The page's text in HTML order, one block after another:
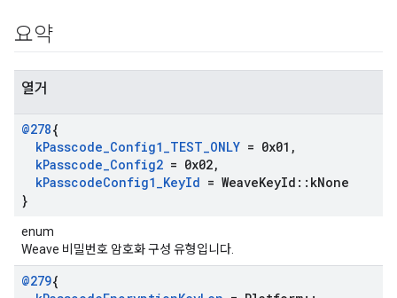
요약
열거
@278{
kPasscode_Config1_TEST_ONLY = 0x01 ,
kPasscode_Config2 = 0x02,
kPasscodeConfig1_KeyId = WeaveKeyId :: kNone
}
enum
Weave 비밀번호 암호화 구성 유형입니다.
@279{